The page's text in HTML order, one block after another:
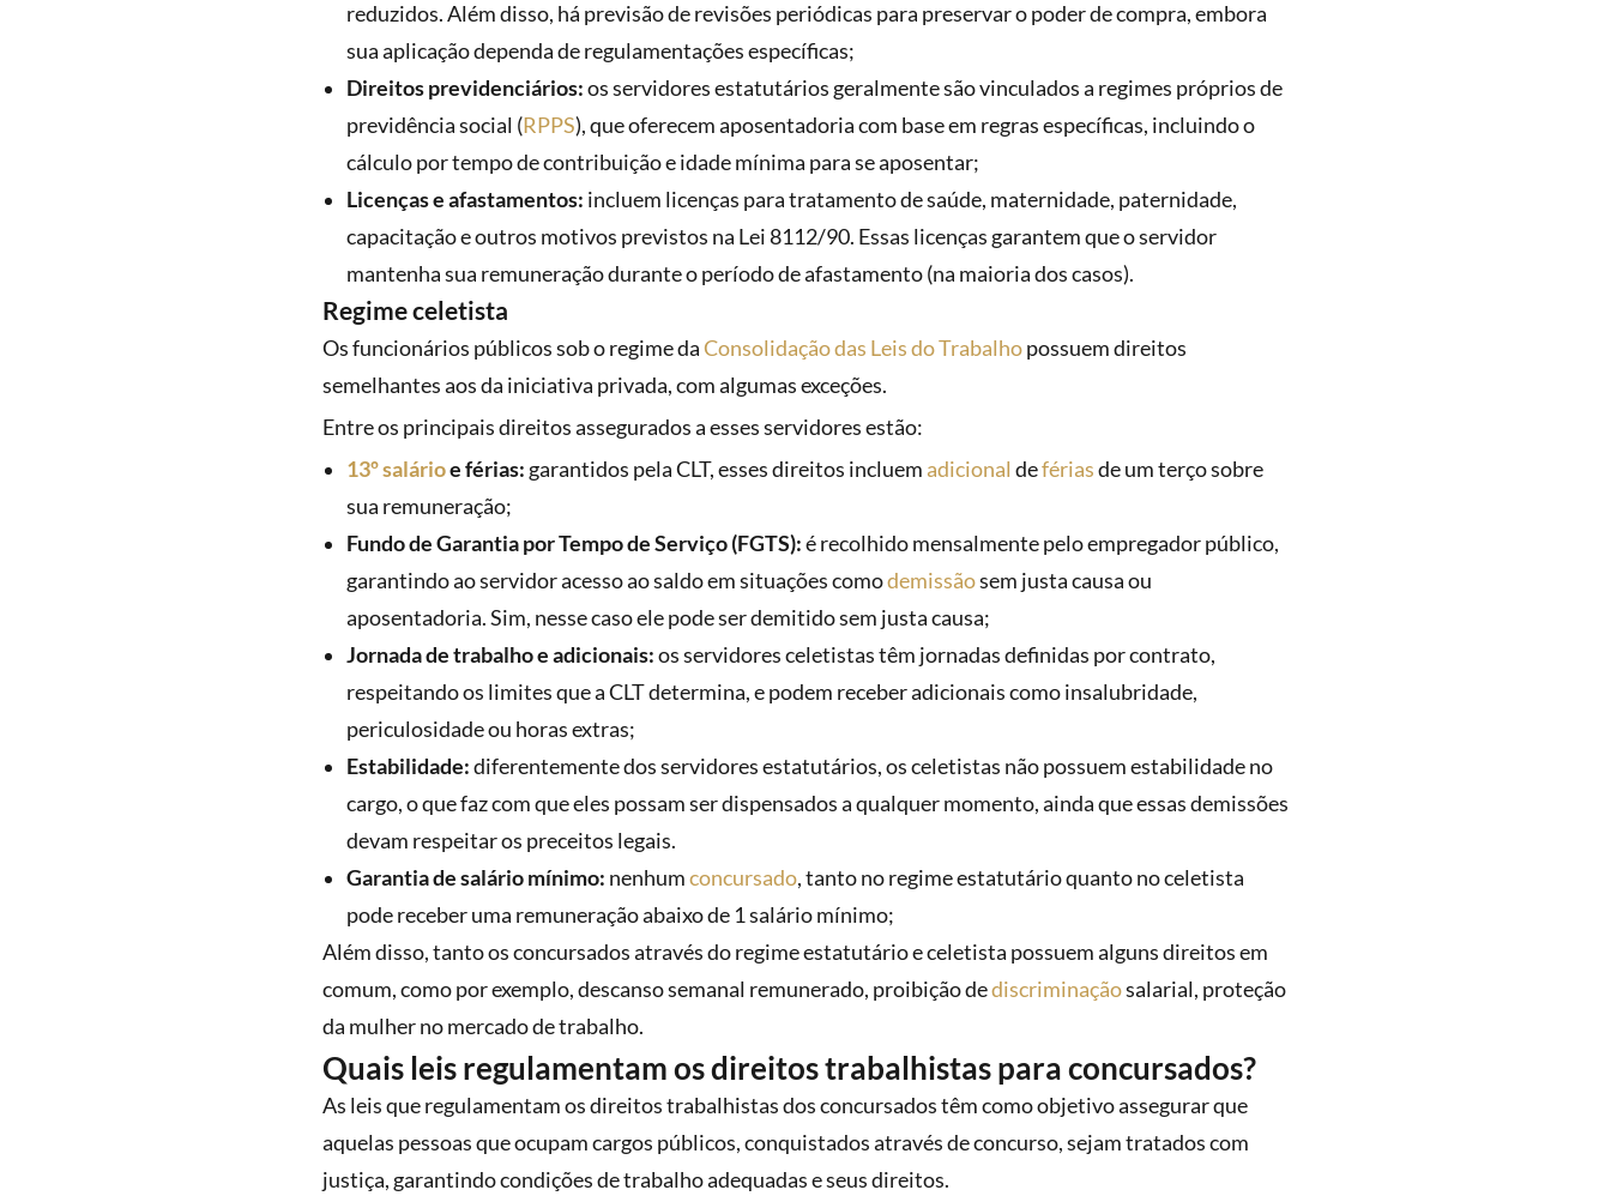
reduzidos. Além disso, há previsão de revisões periódicas para preservar o poder de compra, embora
sua aplicação dependa de regulamentações específicas;
Direitos previdenciários:os servidores estatutários geralmente são vinculados a regimes próprios de
previdência social (RPPS), que oferecem aposentadoria com base em regras específicas, incluindo o
cálculo por tempo de contribuição e idade mínima para se aposentar;
Licenças e afastamentos: incluem licenças para tratamento de saúde, maternidade, paternidade,
capacitação e outros motivos previstos na Lei 8112/90. Essas licenças garantem que o servidor
mantenha sua remuneração durante o período de afastamento (na maioria dos casos).
Regime celetista
Os funcionários públicos sob o regime daConsolidação das Leis do Trabalhopossuem direitos
semelhantes aos da iniciativa privada, com algumas exceções.
Entre os principais direitos assegurados a esses servidores estão:
13º salárioe férias:garantidos pela CLT, esses direitos incluem adicional defériasde um terço sobre
sua remuneração;
Fundo de Garantia por Tempo de Serviço (FGTS):é recolhido mensalmente pelo empregador público,
garantindo ao servidor acesso ao saldo em situações comodemissãosem justa causa ou
aposentadoria. Sim, nesse caso ele pode ser demitido sem justa causa;
Jornada de trabalho e adicionais:os servidores celetistas têm jornadas definidas por contrato,
respeitando os limites que a CLT determina, e podem receber adicionais como insalubridade,
periculosidade ou horas extras;
Estabilidade:diferentemente dos servidores estatutários, os celetistas não possuem estabilidade no
cargo, o que faz com que eles possam ser dispensados a qualquer momento, ainda que essas demissões
devam respeitar os preceitos legais.
Garantia de salário mínimo: nenhumconcursado, tanto no regime estatutário quanto no celetista
pode receber uma remuneração abaixo de 1 salário mínimo;
Além disso, tanto os concursados através do regime estatutário e celetista possuem alguns direitos em
comum, como por exemplo, descanso semanal remunerado, proibição dediscriminaçãosalarial, proteção
da mulher no mercado de trabalho.
Quais leis regulamentam os direitos trabalhistas para concursados?
As leis que regulamentam os direitos trabalhistas dos concursados têm como objetivo assegurar que
aquelas pessoas que ocupam cargos públicos, conquistados através de concurso, sejam tratados com
justiça, garantindo condições de trabalho adequadas e seus direitos.